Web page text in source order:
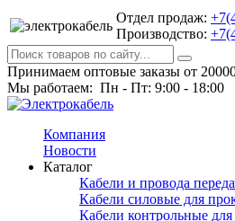
Отдел продаж:
Производство:
Принимаем оптовые заказы от
Мы работаем: Пн - Пт: 9:00 - 18:00
Компания
Новости
Каталог
Кабели и провода
Кабели силовые для
Кабели контрольные